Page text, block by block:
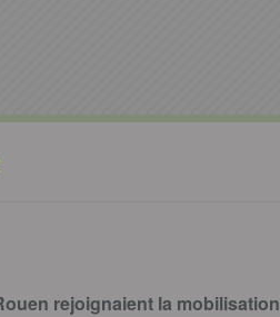
rejoignaient la mobilisation